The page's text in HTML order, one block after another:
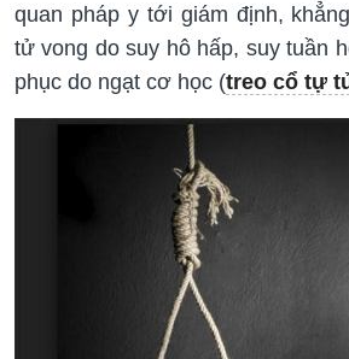
quan pháp y tới giám định,
tử vong do suy hô hấp, suy tuần
phục do ngạt cơ học (treo cổ tự